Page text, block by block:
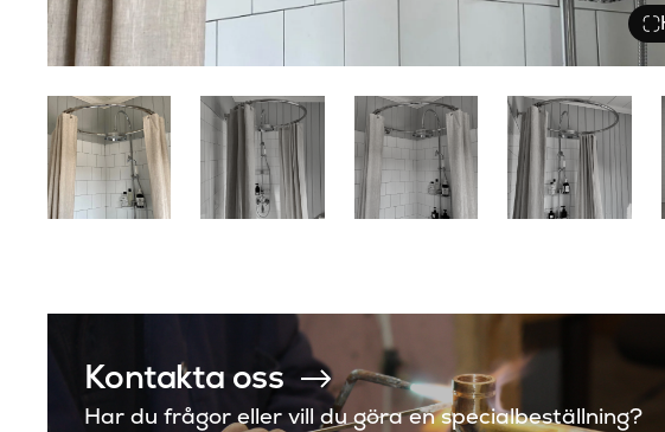
Kontakta oss
Har du frågor eller vill du göra en specialbeställning?